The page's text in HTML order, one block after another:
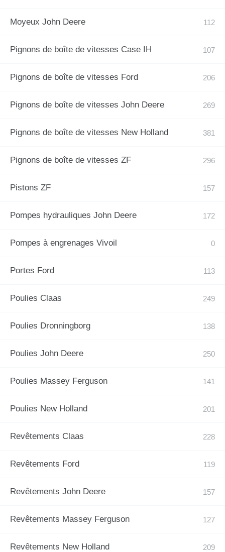
Moyeux John Deere
Pignons de boîte de vitesses Case IH
Pignons de boîte de vitesses Ford
Pignons de boîte de vitesses John Deere
Pignons de boîte de vitesses New Holland
Pignons de boîte de vitesses ZF
Pistons ZF
Pompes hydrauliques John Deere
Pompes à engrenages Vivoil
Portes Ford
Poulies Claas
Poulies Dronningborg
Poulies John Deere
Poulies Massey Ferguson
Poulies New Holland
Revêtements Claas
Revêtements Ford
Revêtements John Deere
Revêtements Massey Ferguson
Revêtements New Holland